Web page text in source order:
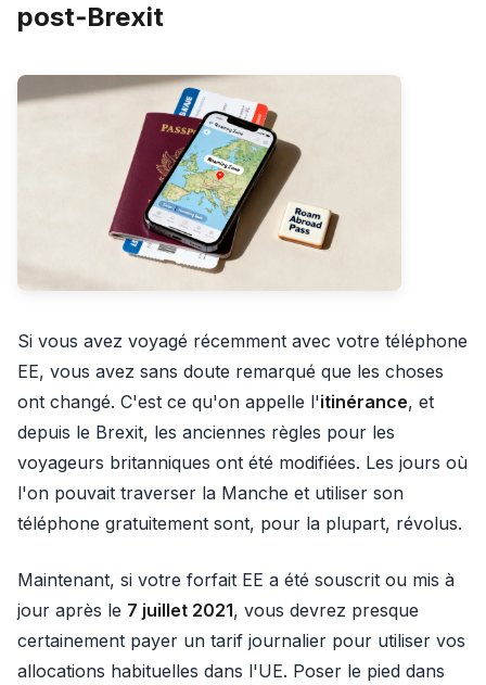
post‑Brexit
Si vous avez voyagé récemment avec votre téléphone
EE, vous avez sans doute remarqué que les choses
ont changé. C'est ce qu'on appelle l'itinérance, et
depuis le Brexit, les anciennes règles pour les
voyageurs britanniques ont été modifiées. Les jours où
l'on pouvait traverser la Manche et utiliser son
téléphone gratuitement sont, pour la plupart, révolus.
Maintenant, si votre forfait EE a été souscrit ou mis à
jour après le 7 juillet 2021, vous devrez presque
certainement payer un tarif journalier pour utiliser vos
allocations habituelles dans l'UE. Poser le pied dans